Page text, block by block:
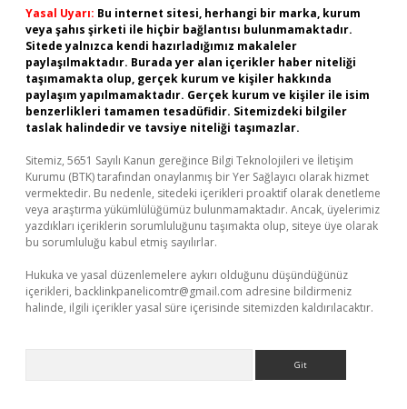
Yasal Uyarı: Bu internet sitesi, herhangi bir marka, kurum
veya şahıs şirketi ile hiçbir bağlantısı bulunmamaktadır.
Sitede yalnızca kendi hazırladığımız makaleler
paylaşılmaktadır. Burada yer alan içerikler haber niteliği
taşımamakta olup, gerçek kurum ve kişiler hakkında
paylaşım yapılmamaktadır. Gerçek kurum ve kişiler ile isim
benzerlikleri tamamen tesadüfidir. Sitemizdeki bilgiler
taslak halindedir ve tavsiye niteliği taşımazlar.
Sitemiz, 5651 Sayılı Kanun gereğince Bilgi Teknolojileri ve İletişim
Kurumu (BTK) tarafından onaylanmış bir Yer Sağlayıcı olarak hizmet
vermektedir. Bu nedenle, sitedeki içerikleri proaktif olarak denetleme
veya araştırma yükümlülüğümüz bulunmamaktadır. Ancak, üyelerimiz
yazdıkları içeriklerin sorumluluğunu taşımakta olup, siteye üye olarak
bu sorumluluğu kabul etmiş sayılırlar.
Hukuka ve yasal düzenlemelere aykırı olduğunu düşündüğünüz
içerikleri, backlinkpanelicomtr@gmail.com adresine bildirmeniz
halinde, ilgili içerikler yasal süre içerisinde sitemizden kaldırılacaktır.